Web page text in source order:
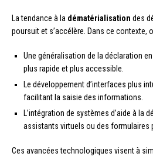
La tendance à la dématérialisation des
poursuit et s’accélère. Dans ce contexte,
Une généralisation de la déclaration
plus rapide et plus accessible.
Le développement d’interfaces plus
facilitant la saisie des informations.
L’intégration de systèmes d’aide à la
assistants virtuels ou des formulaires
Ces avancées technologiques visent à